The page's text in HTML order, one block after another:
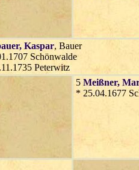
, Kaspar, Bauer
Schönwalde
Peterwitz
5 Meißner,
* 25.04.1677